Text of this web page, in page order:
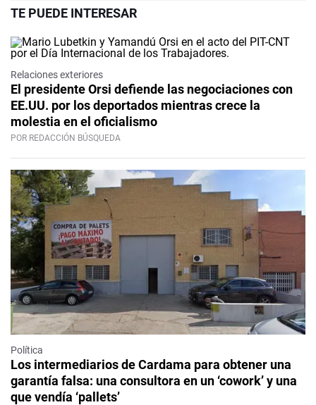
TE PUEDE INTERESAR
Relaciones exteriores
El presidente Orsi defiende las negociaciones con
EE.UU. por los deportados mientras crece la
molestia en el oficialismo
POR REDACCIÓN BÚSQUEDA
Política
Los intermediarios de Cardama para obtener una
garantía falsa: una consultora en un ‘cowork’ y una
que vendía ‘pallets’